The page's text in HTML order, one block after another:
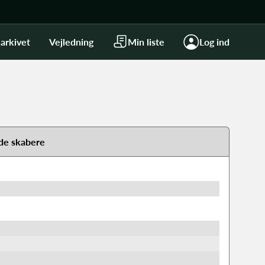
Vejledning Min liste Log ind
skabere